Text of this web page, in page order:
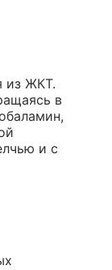
из ЖКТ.
в
и с